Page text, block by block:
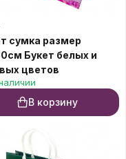
сумка размер
Букет белых и
цветов
В корзину